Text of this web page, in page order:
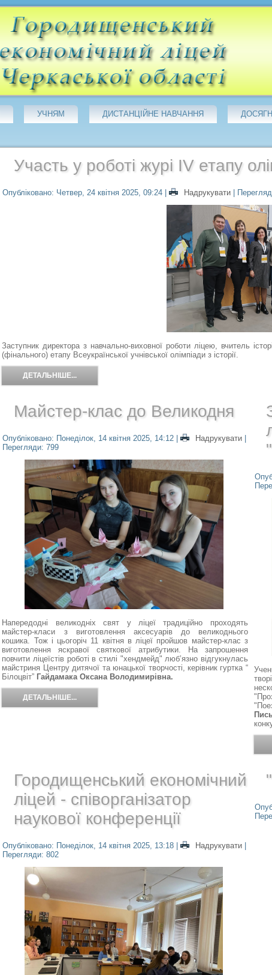
УЧНЯМ ДИСТАНЦІЙНЕ НАВЧАННЯ
Участь у роботі журі IV етапу
Опубліковано: Четвер, 24 квітня 2025, 09:24 | Надрукувати |
Заступник директора з навчально-виховної роботи ліцею, вчитель
(фінального) етапу Всеукраїнської учнівської олімпіади з історії.
ДЕТАЛЬНІШЕ...
Майстер-клас до Великодня
Опубліковано: Понеділок, 14 квітня 2025, 14:12 | Надрукувати
Перегляди: 799
Напередодні великодніх свят у ліцеї традиційно проходять
майстер-класи з виготовлення аксесуарів до великоднього
кошика. Тож і цьогоріч 11 квітня в ліцеї пройшов майстер-клас з
виготовлення яскравої святкової атрибутики.
На запрошення
повчити ліцеїстів роботі в стилі "хендмейд" люб’язно відгукнулась
майстриня Центру дитячої та юнацької творчості, керівник гуртка“
Білоцвіт” Гайдамака Оксана Володимирівна.
ДЕТАЛЬНІШЕ...
Городищенський економічний
ліцей - співорганізатор
наукової конференції
Опубліковано: Понеділок, 14 квітня 2025, 13:18 | Надрукувати
Перегляди: 802